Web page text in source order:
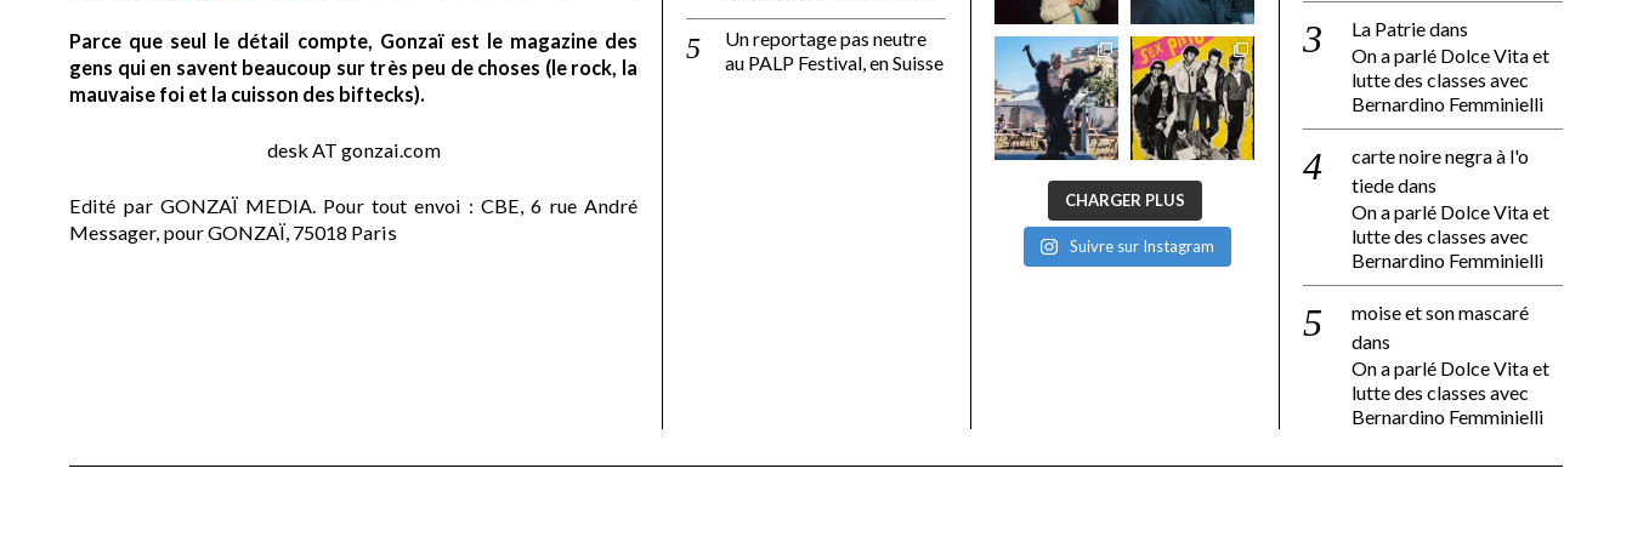
Parce que seul le détail compte, Gonzaï est le magazine des
gens qui en savent beaucoup sur très peu de choses (le rock, la
mauvaise foi et la cuisson des biftecks).
desk AT gonzai.com
Edité par GONZAÏ MEDIA. Pour tout envoi : CBE, 6 rue André
Messager, pour GONZAÏ, 75018 Paris
Un reportage pas neutre
au PALP Festival, en Suisse
CHARGER PLUS
Suivre sur Instagram
La Patriedans
On a parlé Dolce Vita et
lutte des classes avec
Bernardino Femminielli
carte noire negra à l'o
tiededans
On a parlé Dolce Vita et
lutte des classes avec
Bernardino Femminielli
moise et son mascaré
dans
On a parlé Dolce Vita et
lutte des classes avec
Bernardino Femminielli